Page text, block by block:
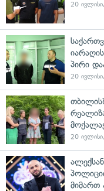
20
პირი
20
20
მიმართ